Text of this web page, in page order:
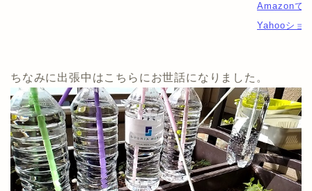
Amazonで
Yahooショ
ちなみに出張中はこちらにお世話になりました。